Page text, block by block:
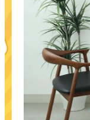
キーワード・商品番